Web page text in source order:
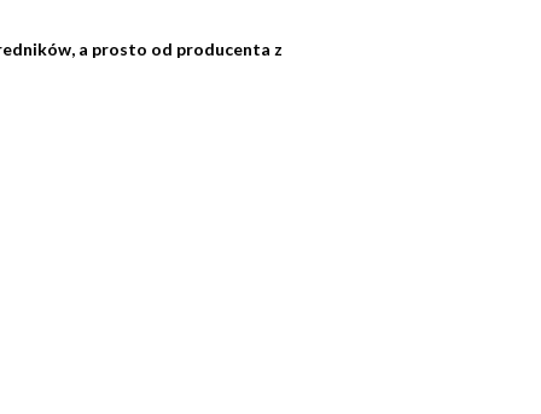
a prosto od producenta z